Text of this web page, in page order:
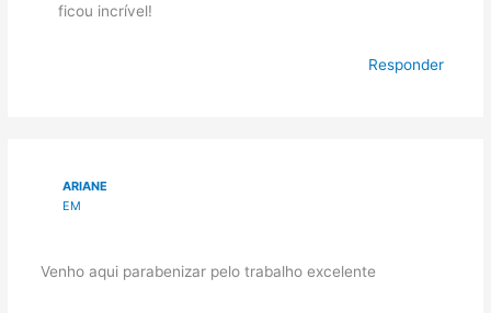
ficou incrível!
Responder
ARIANE
EM
Venho aqui parabenizar pelo trabalho excelente